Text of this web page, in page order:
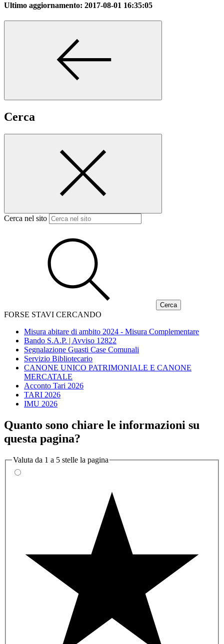
Ultimo aggiornamento: 2017-08-01 16:35:05
Cerca
Cerca nel sito
FORSE STAVI CERCANDO
Misura abitare di ambito 2024 - Misura Complementare
Bando S.A.P. | Avviso 12822
Segnalazione Guasti Case Comunali
Servizio Bibliotecario
CANONE UNICO PATRIMONIALE E CANONE
MERCATALE
Acconto Tari 2026
TARI 2026
IMU 2026
Quanto sono chiare le informazioni su
questa pagina?
Valuta da 1 a 5 stelle la pagina